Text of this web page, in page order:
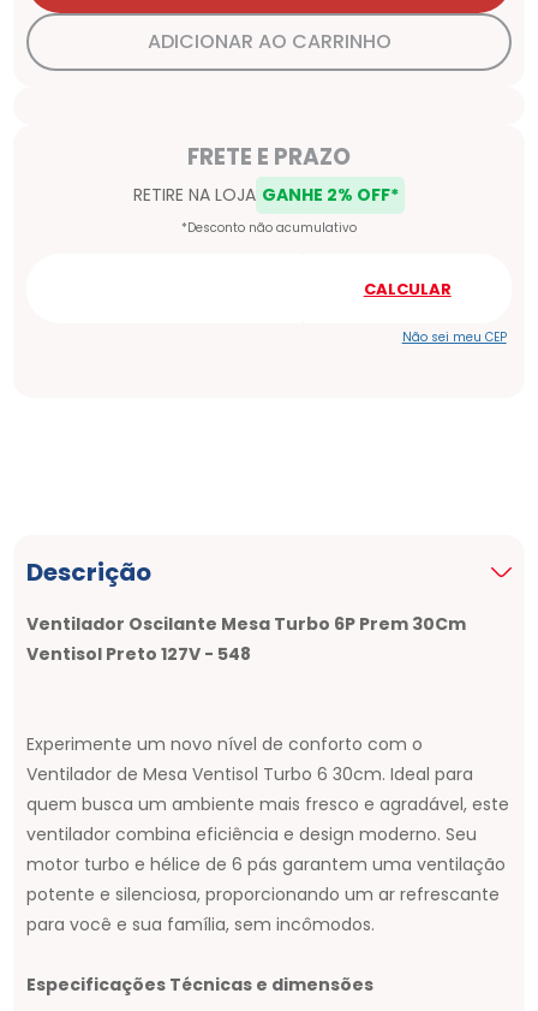
ADICIONAR AO CARRINHO
Não sei meu CEP
Descrição
Ventilador Oscilante Mesa Turbo 6P Prem 30Cm
Ventisol Preto 127V - 548
Experimente um novo nível de conforto com o
Ventilador de Mesa Ventisol Turbo 6 30cm. Ideal para
quem busca um ambiente mais fresco e agradável, este
ventilador combina eficiência e design moderno. Seu
motor turbo e hélice de 6 pás garantem uma ventilação
potente e silenciosa, proporcionando um ar refrescante
para você e sua família, sem incômodos.
Especificações Técnicas e dimensões